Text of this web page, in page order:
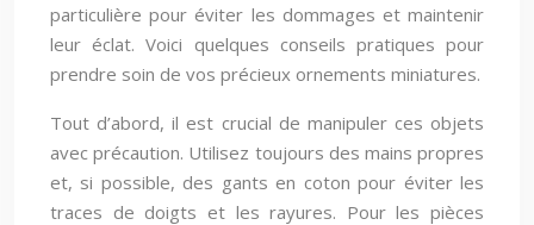
particulière pour éviter les dommages et maintenir
leur éclat. Voici quelques conseils pratiques pour
prendre soin de vos précieux ornements miniatures.
Tout d’abord, il est crucial de manipuler ces objets
avec précaution. Utilisez toujours des mains propres
et, si possible, des gants en coton pour éviter les
traces de doigts et les rayures. Pour les pièces